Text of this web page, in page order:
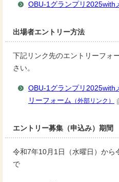
OBU-1グランプリ2025with
出場者エントリー方法
下記リンク先のエントリーフォ
さい。
OBU-1グランプリ
リーフォーム （外部リンク）
エントリー募集（申込み）期間
令和7年10月1日（水曜日）から
で